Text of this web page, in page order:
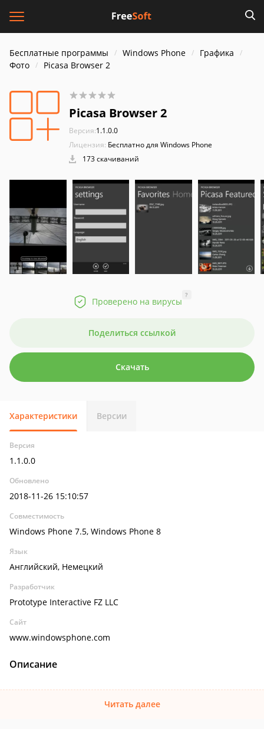
Бесплатные программы Windows Phone
Графика
Фото
Picasa Browser 2
Picasa Browser 2
Версия:1.1.0.0
Лицензия: Бесплатно для Windows Phone
173 скачиваний
Проверено на вирусы
?
Поделиться ссылкой
Скачать
Характеристики Версии
Версия
1.1.0.0
Обновлено
2018-11-26 15:10:57
Совместимость
Windows Phone 7.5, Windows Phone 8
Язык
Английский, Немецкий
Разработчик
Prototype Interactive FZ LLC
Сайт
www.windowsphone.com
Описание
Читать далее